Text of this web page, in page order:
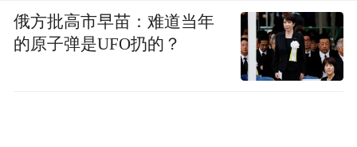
俄方批高市早苗：难道当年
的原子弹是UFO扔的？